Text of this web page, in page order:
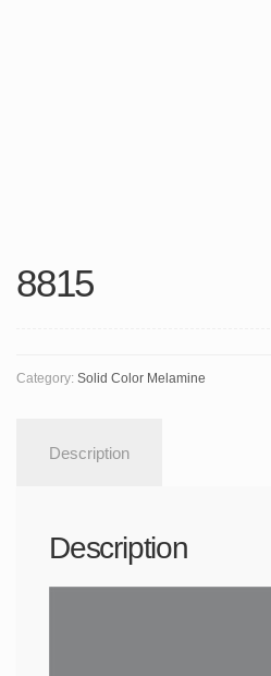
8815
Category: Solid Color Melamine
Description
Description